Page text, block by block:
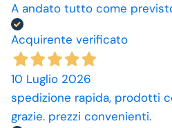
A andato tutto come
Acquirente verificato
10 Luglio 2026
spedizione rapida, prodotti
grazie. prezzi convenienti.